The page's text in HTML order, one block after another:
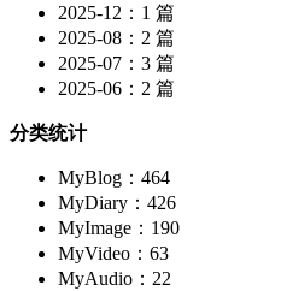
2025-12：1 篇
2025-08：2 篇
2025-07：3 篇
2025-06：2 篇
分类统计
MyBlog：464
MyDiary：426
MyImage：190
MyVideo：63
MyAudio：22